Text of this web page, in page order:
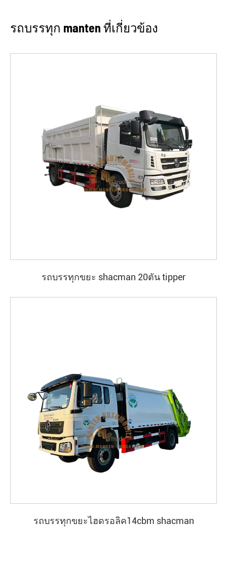
รถบรรทุก manten ที่เกี่ยวข้อง
รถบรรทุกขยะ shacman 20ตัน tipper
รถบรรทุกขยะไฮดรอลิค14cbm shacman